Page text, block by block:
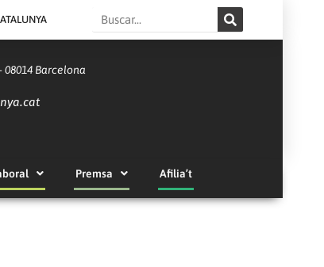
Search
08014 Barcelona
Premsa Afilia’t